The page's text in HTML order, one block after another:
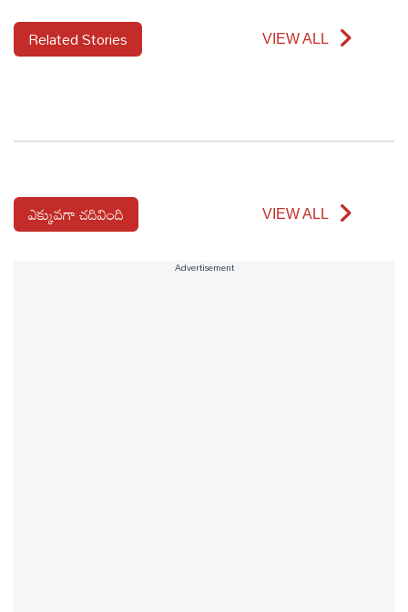
Related Stories VIEW ALL
ఎక్కువగా చదివింది VIEW ALL
Advertisement